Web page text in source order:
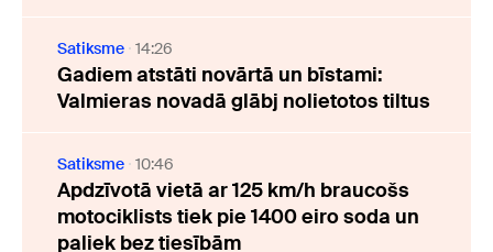
Satiksme 14:26
Gadiem atstāti novārtā un bīstami:
Valmieras novadā glābj nolietotos tiltus
Satiksme 10:46
Apdzīvotā vietā ar 125 km/h braucošs
motociklists tiek pie 1400 eiro soda un
paliek bez tiesībām